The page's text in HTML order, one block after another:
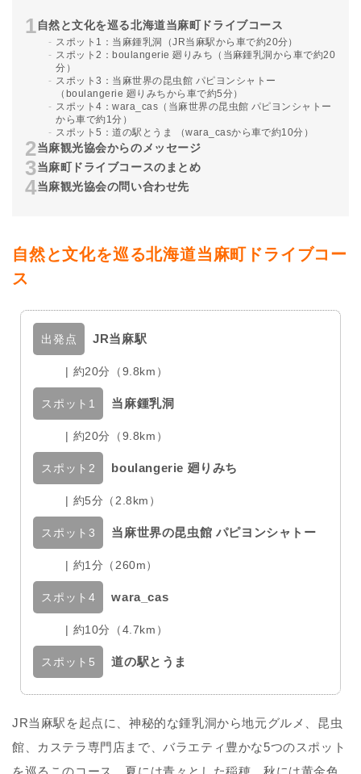
自然と文化を巡る北海道当麻町ドライブコース
スポット1：当麻鍾乳洞（JR当麻駅から車で約20分）
スポット2：boulangerie 廻りみち（当麻鍾乳洞から車で約20
分）
スポット3：当麻世界の昆虫館 パピヨンシャトー
（boulangerie 廻りみちから車で約5分）
スポット4：wara_cas（当麻世界の昆虫館 パピヨンシャトー
から車で約1分）
スポット5：道の駅とうま （wara_casから車で約10分）
当麻観光協会からのメッセージ
当麻町ドライブコースのまとめ
当麻観光協会の問い合わせ先
自然と文化を巡る北海道当麻町ドライブコー
ス
出発点 JR当麻駅
| 約20分（9.8km）
スポット1 当麻鍾乳洞
| 約20分（9.8km）
スポット2 boulangerie 廻りみち
| 約5分（2.8km）
スポット3 当麻世界の昆虫館 パピヨンシャトー
| 約1分（260m）
スポット4 wara_cas
| 約10分（4.7km）
スポット5 道の駅とうま
JR当麻駅を起点に、神秘的な鍾乳洞から地元グルメ、昆虫
館、カステラ専門店まで、バラエティ豊かな5つのスポット
を巡るこのコース。夏には青々とした稲穂、秋には黄金色